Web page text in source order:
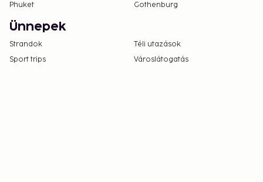
Phuket
Gothenburg
Ünnepek
Strandok
Téli utazások
Sport trips
Városlátogatás